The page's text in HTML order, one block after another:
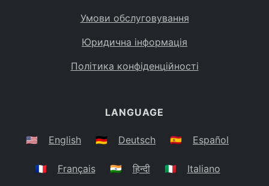
Умови обслуговування
Юридична інформація
Політика конфіденційності
LANGUAGE
🇺🇸 English 🇩🇪 Deutsch 🇪🇸 Español
🇫🇷 Français 🇮🇳 हिन्दी 🇮🇹 Italiano